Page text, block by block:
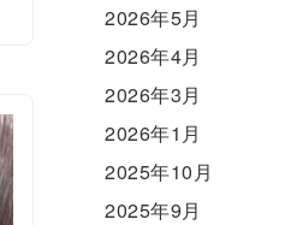
2026年5月
2026年4月
2026年3月
2026年1月
2025年10月
2025年9月